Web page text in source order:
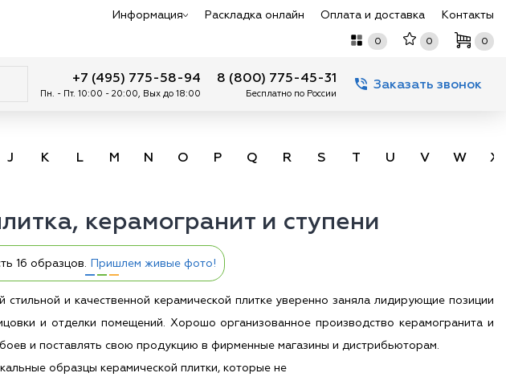
Информация Раскладка онлайн Оплата и доставка Контакты
0 0 0
+7 (495) 775-58-94
Пн. - Пт. 10:00 - 20:00, Вых до 18:00
8 (800) 775-45-31
Бесплатно по России
Заказать звонок
J K L M N O P Q R S T U V W X
керамогранит и ступени
16 образцов. Пришлем живые фото!
и качественной керамической плитке уверенно заняла лидирующие позиции
и отделки помещений. Хорошо организованное производство керамогранита и
и поставлять свою продукцию в фирменные магазины и дистрибьюторам.
образцы керамической плитки, которые не